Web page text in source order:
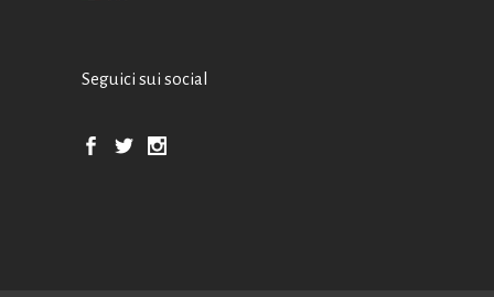
Seguici sui social